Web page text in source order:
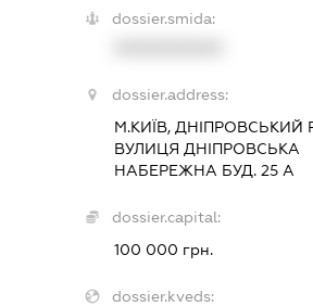
dossier.smida:
dossier.address:
М.КИЇВ, ДНІПРОВСЬКИЙ
ВУЛИЦЯ ДНІПРОВСЬКА
НАБЕРЕЖНА БУД. 25 А
dossier.capital:
100 000 грн.
dossier.kveds: